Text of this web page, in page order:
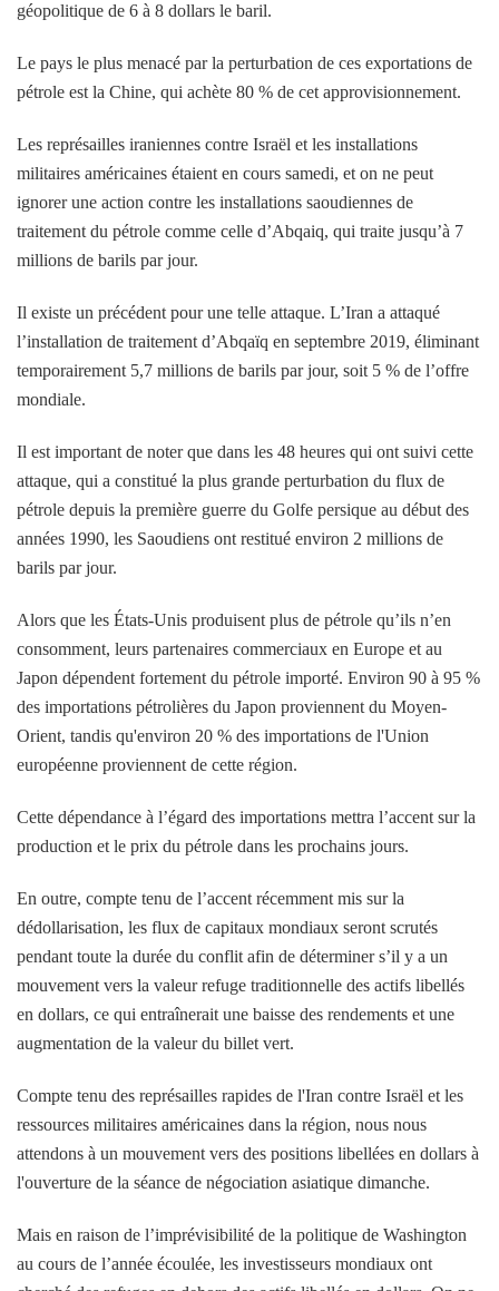
géopolitique de 6 à 8 dollars le baril.
Le pays le plus menacé par la perturbation de ces exportations de
pétrole est la Chine, qui achète 80 % de cet approvisionnement.
Les représailles iraniennes contre Israël et les installations
militaires américaines étaient en cours samedi, et on ne peut
ignorer une action contre les installations saoudiennes de
traitement du pétrole comme celle d’Abqaiq, qui traite jusqu’à 7
millions de barils par jour.
Il existe un précédent pour une telle attaque. L’Iran a attaqué
l’installation de traitement d’Abqaïq en septembre 2019, éliminant
temporairement 5,7 millions de barils par jour, soit 5 % de l’offre
mondiale.
Il est important de noter que dans les 48 heures qui ont suivi cette
attaque, qui a constitué la plus grande perturbation du flux de
pétrole depuis la première guerre du Golfe persique au début des
années 1990, les Saoudiens ont restitué environ 2 millions de
barils par jour.
Alors que les États-Unis produisent plus de pétrole qu’ils n’en
consomment, leurs partenaires commerciaux en Europe et au
Japon dépendent fortement du pétrole importé. Environ 90 à 95 %
des importations pétrolières du Japon proviennent du Moyen-
Orient, tandis qu'environ 20 % des importations de l'Union
européenne proviennent de cette région.
Cette dépendance à l’égard des importations mettra l’accent sur la
production et le prix du pétrole dans les prochains jours.
En outre, compte tenu de l’accent récemment mis sur la
dédollarisation, les flux de capitaux mondiaux seront scrutés
pendant toute la durée du conflit afin de déterminer s’il y a un
mouvement vers la valeur refuge traditionnelle des actifs libellés
en dollars, ce qui entraînerait une baisse des rendements et une
augmentation de la valeur du billet vert.
Compte tenu des représailles rapides de l'Iran contre Israël et les
ressources militaires américaines dans la région, nous nous
attendons à un mouvement vers des positions libellées en dollars à
l'ouverture de la séance de négociation asiatique dimanche.
Mais en raison de l’imprévisibilité de la politique de Washington
au cours de l’année écoulée, les investisseurs mondiaux ont